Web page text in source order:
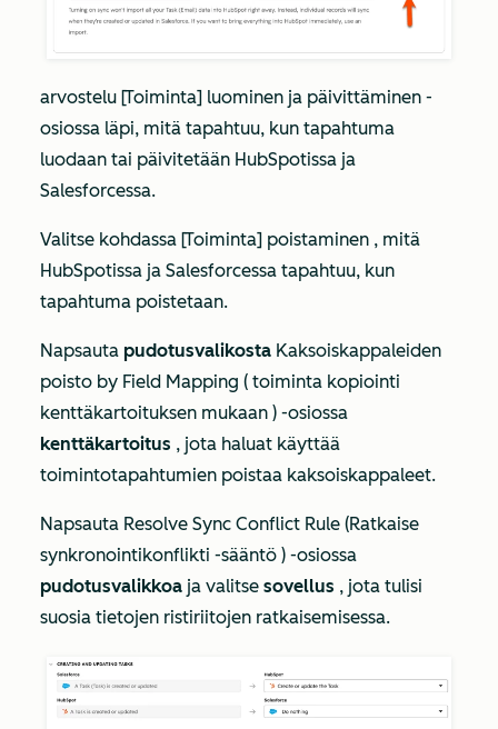
arvostelu [Toiminta] luominen ja päivittäminen -
osiossa läpi, mitä tapahtuu, kun tapahtuma
luodaan tai päivitetään HubSpotissa ja
Salesforcessa.
Valitse kohdassa [Toiminta] poistaminen , mitä
HubSpotissa ja Salesforcessa tapahtuu, kun
tapahtuma poistetaan.
Napsauta pudotusvalikosta Kaksoiskappaleiden
poisto by Field Mapping ( toiminta kopiointi
kenttäkartoituksen mukaan ) -osiossa
kenttäkartoitus , jota haluat käyttää
toimintotapahtumien poistaa kaksoiskappaleet.
Napsauta Resolve Sync Conflict Rule (Ratkaise
synkronointikonflikti -sääntö ) -osiossa
pudotusvalikkoa ja valitse sovellus , jota tulisi
suosia tietojen ristiriitojen ratkaisemisessa.